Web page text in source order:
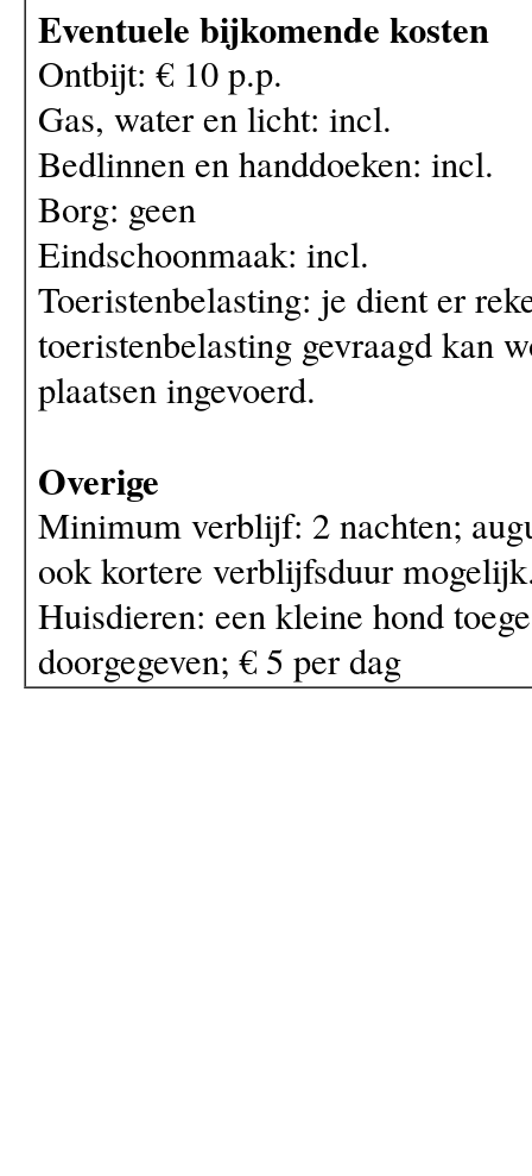
Eventuele bijkomende kosten
Ontbijt: € 10 p.p.
Gas, water en licht: incl.
Bedlinnen en handdoeken: incl.
Borg: geen
Eindschoonmaak: incl.
Toeristenbelasting: je dient er
toeristenbelasting gevraagd kan
plaatsen ingevoerd.
Overige
Minimum verblijf: 2 nachten;
ook kortere verblijfsduur
Huisdieren: een kleine hond
doorgegeven; € 5 per dag